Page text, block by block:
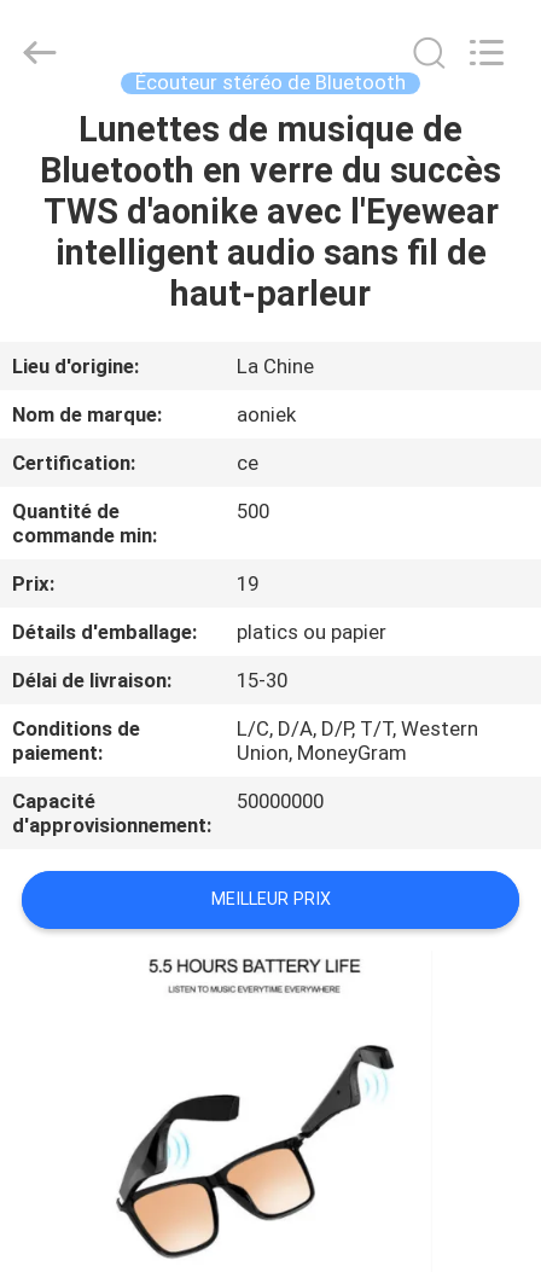
MAISON
PRODUITS
DE
NOUS
VISITE
D'USINE
CONTRÔLE
DE
QUALITÉ
CONTACTEZ-
NOUS
DEMANDEZ
UNE
CITATION
PRIVACY
Electronics
Co,ltd.
Écouteur stéréo de Bluetooth
Lunettes de musique de
Bluetooth en verre du succès
TWS d'aonike avec l'Eyewear
intelligent audio sans fil de
haut-parleur
Lieu d'origine:
La Chine
Nom de marque:
aoniek
Certification:
ce
Quantité de
commande min:
500
Prix:
19
Détails d'emballage:
platics ou papier
Délai de livraison:
15-30
Conditions de
paiement:
L/C, D/A, D/P, T/T, Western
Union, MoneyGram
Capacité
d'approvisionnement:
50000000
MEILLEUR PRIX